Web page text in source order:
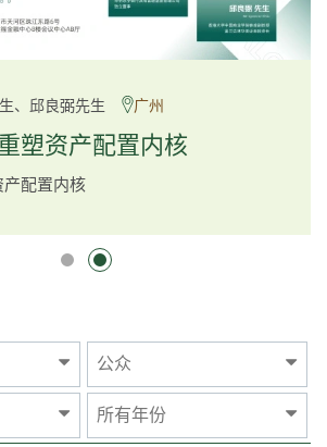
士 Ms Rosemarie Yau、潘天佑博士 Dr Tim
Guoping Li
深圳
、邱良弼先生 广州
塑资产配置内核
配置内核
公众
所有年份